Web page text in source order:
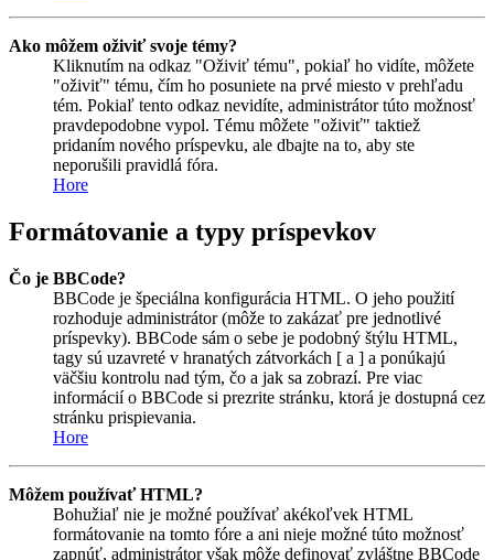
Ako môžem oživiť svoje témy?
Kliknutím na odkaz "Oživiť tému", pokiaľ ho vidíte, môžete
"oživiť" tému, čím ho posuniete na prvé miesto v prehľadu
tém. Pokiaľ tento odkaz nevidíte, administrátor túto možnosť
pravdepodobne vypol. Tému môžete "oživiť" taktiež
pridaním nového príspevku, ale dbajte na to, aby ste
neporušili pravidlá fóra.
Hore
Formátovanie a typy príspevkov
Čo je BBCode?
BBCode je špeciálna konfigurácia HTML. O jeho použití
rozhoduje administrátor (môže to zakázať pre jednotlivé
príspevky). BBCode sám o sebe je podobný štýlu HTML,
tagy sú uzavreté v hranatých zátvorkách [ a ] a ponúkajú
väčšiu kontrolu nad tým, čo a jak sa zobrazí. Pre viac
informácií o BBCode si prezrite stránku, ktorá je dostupná cez
stránku prispievania.
Hore
Môžem používať HTML?
Bohužiaľ nie je možné používať akékoľvek HTML
formátovanie na tomto fóre a ani nieje možné túto možnosť
zapnúť, administrátor však môže definovať zvláštne BBCode